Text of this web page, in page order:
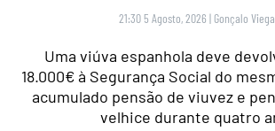
21:30 5 Agosto, 2026 | Gonçalo
Uma viúva espanhola deve
18.000€ à Segurança Social do
acumulado pensão de viuvez e
velhice durante quatro